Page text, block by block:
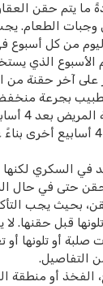
ما يتم حقن
وجبات الطعام.
من كل أسبوع
الأسبوع الذي
على آخر حقنة من
بجرعة
الجرعة مرة أخرى بعد 4
في السكري لكنها
حتى في حال
بحيث يجب
تلونها قبل حقنها.
صلبة أو تلونها
التفاصيل.
الفخذ أو منطقة